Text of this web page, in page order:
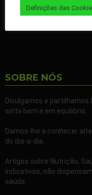
Partilhe também a nossa
SOBRE NÓS
Divulgamos e partilhamos
sinta bem e em equilibrio.
Damos-lhe a conhecer
do dia-a-dia.
Artigos sobre Nutrição,
indicativos, não
saúde.
Definições das